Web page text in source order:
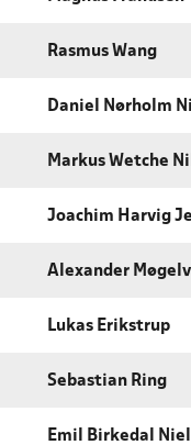
Rasmus Wang
Daniel Nørholm
Markus Wetche
Joachim Harvig
Alexander
Lukas Erikstrup
Sebastian Ring
Emil Birkedal